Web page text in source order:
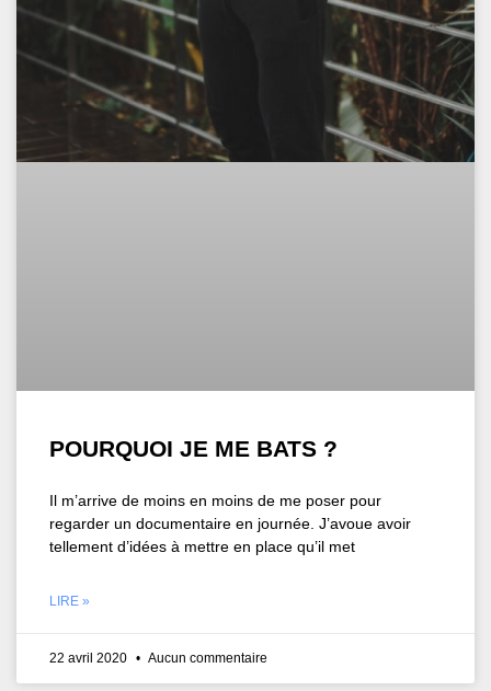
POURQUOI JE ME BATS ?
Il m’arrive de moins en moins de me poser pour
regarder un documentaire en journée. J’avoue avoir
tellement d’idées à mettre en place qu’il met
LIRE »
22 avril 2020 Aucun commentaire